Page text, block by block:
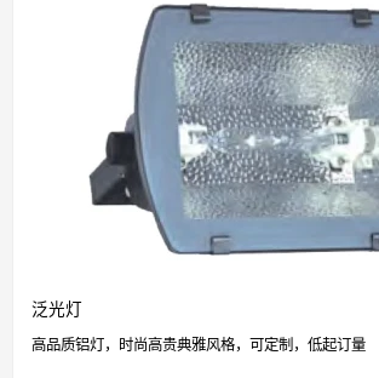
泛光灯
高品质铝灯，时尚高贵典雅风格，可定制，低起订量